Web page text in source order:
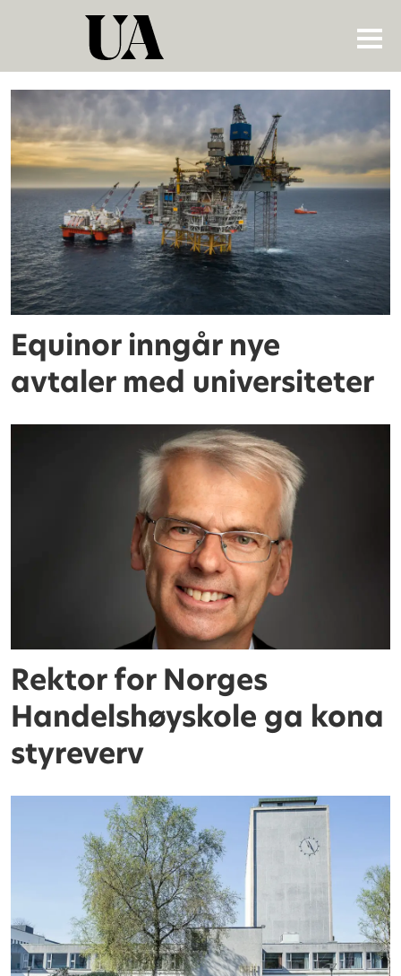
Tag:
norges
handelshøyskole
Equinor inngår nye
avtaler med universiteter
Rektor for Norges
Handelshøyskole ga kona
styreverv